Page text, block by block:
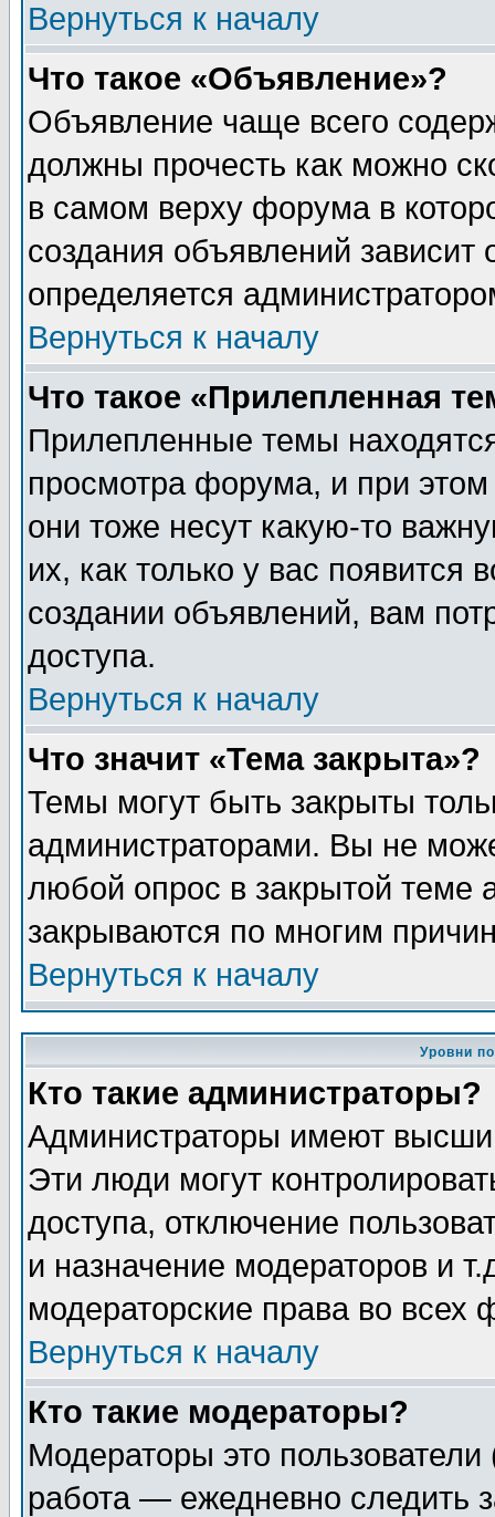
Вернуться к началу
Что такое «Объявление»?
Объявление чаще всего
должны прочесть как можно
в самом верху форума в
создания объявлений зависит
определяется
Вернуться к началу
Что такое «Прилепленная
Прилепленные темы
просмотра форума, и при
они тоже несут какую-то
их, как только у вас появится
создании объявлений, вам
доступа.
Вернуться к началу
Что значит «Тема закрыта»?
Темы могут быть закрыты
администраторами. Вы не
любой опрос в закрытой теме
закрываются по многим
Вернуться к началу
Уровни
Кто такие администраторы?
Администраторы имеют
Эти люди могут
доступа, отключение
и назначение модераторов и
модераторские права во всех
Вернуться к началу
Кто такие модераторы?
Модераторы это
работа — ежедневно следить